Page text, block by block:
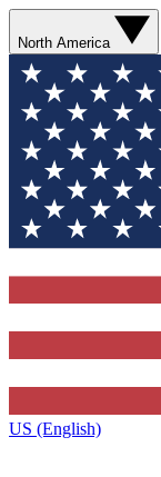
North America
US (English)